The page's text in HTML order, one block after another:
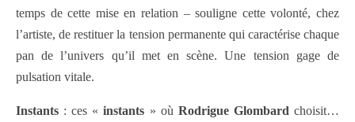
temps de cette mise en relation – souligne cette volonté, chez
l’artiste, de restituer la tension permanente qui caractérise chaque
pan de l’univers qu’il met en scène. Une tension gage de
pulsation vitale.
Instants : ces «instants » où Rodrigue Glombard choisit…